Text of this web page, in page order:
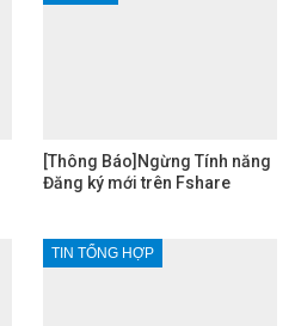
[Thông Báo]Ngừng Tính năng
Đăng ký mới trên Fshare
TIN TỔNG HỢP